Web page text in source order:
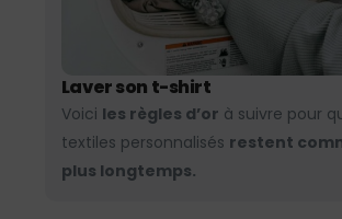
Laver son t-shirt
Voici les règles d’or à suivre pour
textiles personnalisés restent
plus longtemps.